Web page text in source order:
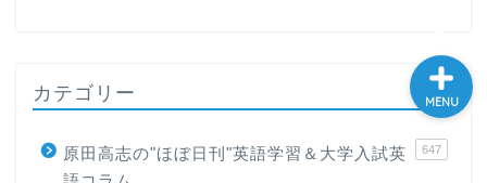
カテゴリー
原田高志の"ほぼ日刊"英語学習＆大学入試英
647
MENU